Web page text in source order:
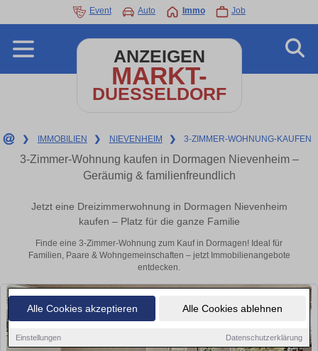
Alle Cookies akzeptieren Alle Cookies ablehnen
Einstellungen Datenschutzerklärung
Event Auto Immo Job
ANZEIGEN
MARKT-
DUESSELDORF
❯ IMMOBILIEN ❯ NIEVENHEIM ❯ 3-ZIMMER-WOHNUNG-KAUFEN
3-Zimmer-Wohnung kaufen in Dormagen Nievenheim –
Geräumig & familienfreundlich
Jetzt eine Dreizimmerwohnung in Dormagen Nievenheim
kaufen – Platz für die ganze Familie
Finde eine 3-Zimmer-Wohnung zum Kauf in Dormagen! Ideal für
Familien, Paare & Wohngemeinschaften – jetzt Immobilienangebote
entdecken.